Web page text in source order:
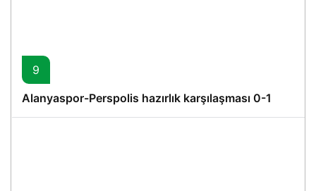
9
Alanyaspor-Perspolis hazırlık karşılaşması 0-1